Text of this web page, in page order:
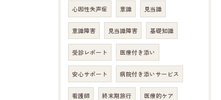
心因性失声症 意識 見当識
意識障害 見当識障害 基礎知識
受診レポート 医療付き添い
安心サポート 病院付き添いサービス
看護師 終末期旅行 医療的ケア